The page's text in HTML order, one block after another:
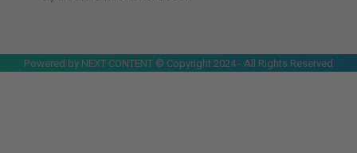
Powered by NEXT CONTENT © Copyright 2024 - All Rights Reserved